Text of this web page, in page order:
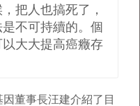
把人也搞死了，
不可持續的。個
大大提高癌癥存
董事長汪建介紹了目